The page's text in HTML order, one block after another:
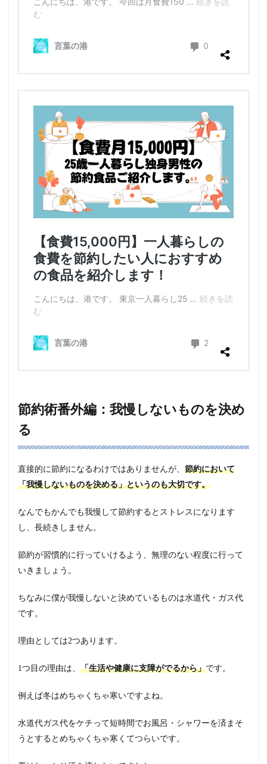
節約術番外編：我慢しないものを決め
る
直接的に節約になるわけではありませんが、 節約において
「我慢しないものを決める」というのも大切です。
なんでもかんでも我慢して節約するとストレスになります
し、長続きしません。
節約が習慣的に行っていけるよう、無理のない程度に行って
いきましょう。
ちなみに僕が我慢しないと決めているものは水道代・ガス代
です。
理由としては2つあります。
1つ目の理由は、 「生活や健康に支障がでるから」です。
例えば冬はめちゃくちゃ寒いですよね。
水道代ガス代をケチって短時間でお風呂・シャワーを済まそ
うとするとめちゃくちゃ寒くてつらいです。